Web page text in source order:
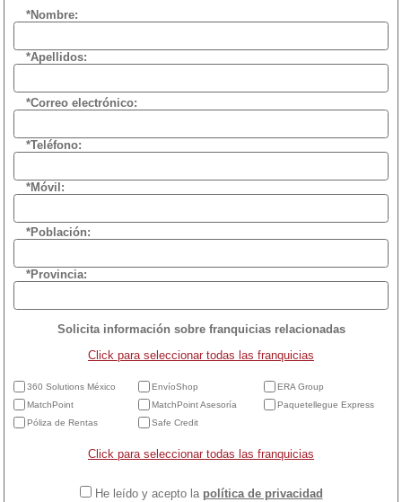
*Nombre:
*Apellidos:
*Correo electrónico:
*Teléfono:
*Móvil:
*Población:
*Provincia:
Solicita información sobre franquicias relacionadas
Click para seleccionar todas las franquicias
360 Solutions México EnvíoShop
ERA Group
MatchPoint
MatchPoint Asesoría
Paquetellegue Express
Póliza de Rentas
Safe Credit
Click para seleccionar todas las franquicias
He leído y acepto la política de privacidad